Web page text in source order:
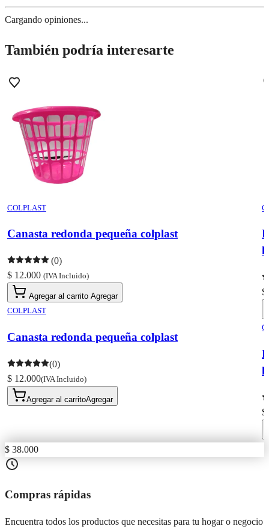
Cargando opiniones...
También podría interesarte
COLPLAST
Canasta redonda pequeña colplast
(0)
$ 12.000 (IVA Incluido)
Agregar al carrito Agregar
COLPLAST
Canasta redonda pequeña colplast
(0)
$ 12.000(IVA Incluido)
Agregar al carritoAgregar
$
$
$ 38.000
Compras rápidas
Encuentra todos los productos que necesitas para tu hogar o negocio